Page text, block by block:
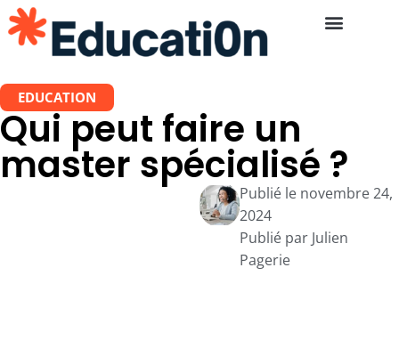
EDUCATION
Qui peut faire un
master spécialisé ?
Publié le novembre 24,
2024
Publié par Julien
Pagerie